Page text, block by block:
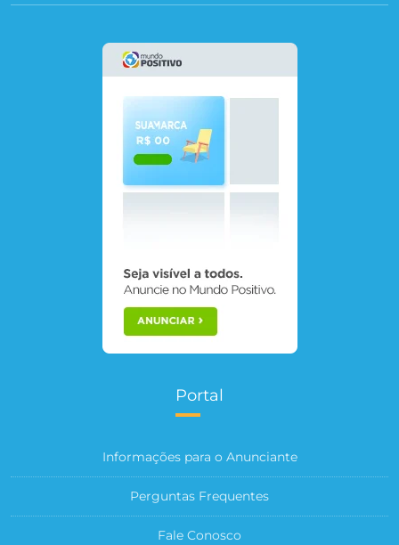
Portal
Informações para o Anunciante
Perguntas Frequentes
Fale Conosco